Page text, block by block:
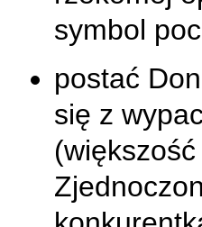
symbol
postać
się z